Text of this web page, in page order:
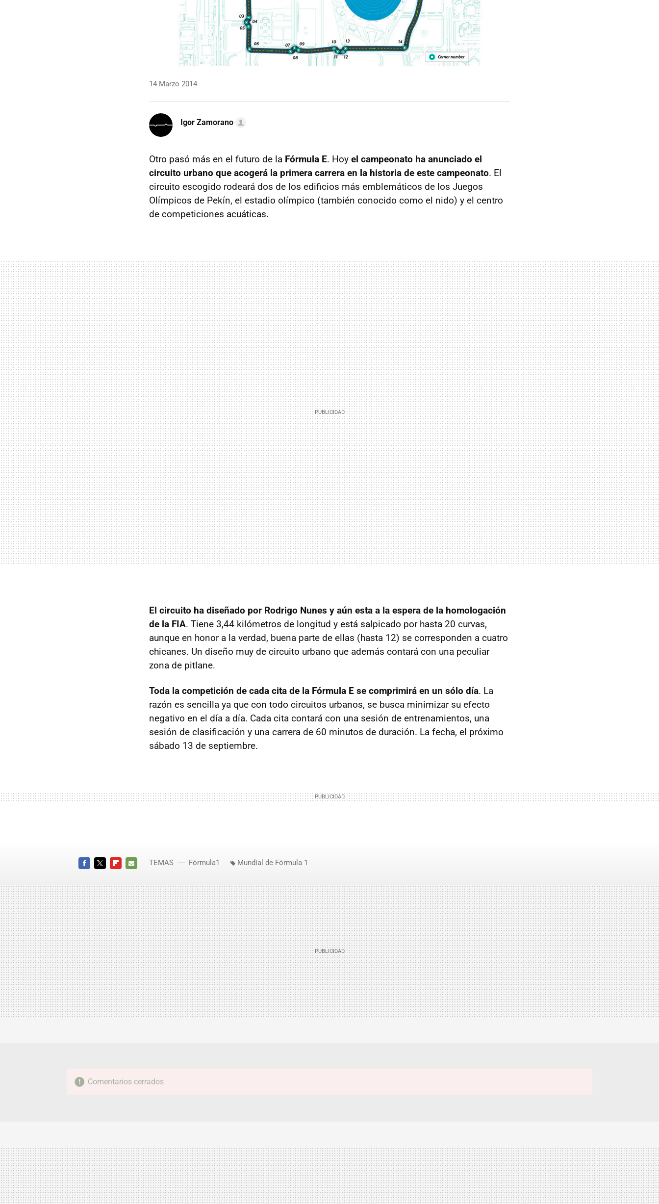
14 Marzo 2014
Igor Zamorano
Otro pasó más en el futuro de la Fórmula E. Hoy el campeonato ha anunciado el
circuito urbano que acogerá la primera carrera en la historia de este campeonato. El
circuito escogido rodeará dos de los edificios más emblemáticos de los Juegos
Olímpicos de Pekín, el estadio olímpico (también conocido como el nido) y el centro
de competiciones acuáticas.
El circuito ha diseñado por Rodrigo Nunes y aún esta a la espera de la homologación
de la FIA. Tiene 3,44 kilómetros de longitud y está salpicado por hasta 20 curvas,
aunque en honor a la verdad, buena parte de ellas (hasta 12) se corresponden a cuatro
chicanes. Un diseño muy de circuito urbano que además contará con una peculiar
zona de pitlane.
Toda la competición de cada cita de la Fórmula E se comprimirá en un sólo día. La
razón es sencilla ya que con todo circuitos urbanos, se busca minimizar su efecto
negativo en el día a día. Cada cita contará con una sesión de entrenamientos, una
sesión de clasificación y una carrera de 60 minutos de duración. La fecha, el próximo
sábado 13 de septiembre.
MAIL
TEMAS Fórmula1 Mundial de Fórmula 1
Comentarios cerrados